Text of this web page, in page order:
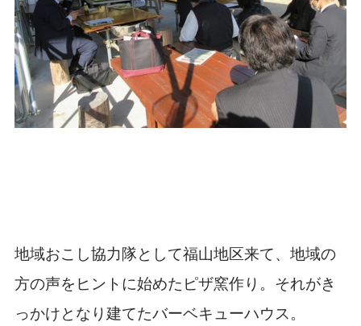
地域おこし協力隊として福山地区来て、地域の
方の声をヒントに始めたピザ窯作り。それがき
っかけとなり建てたバーベキューハウス。